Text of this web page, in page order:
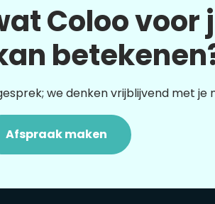
Coloo voor
we denken vrijblijvend met je
Afspraak maken